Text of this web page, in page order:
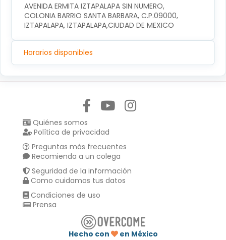
AVENIDA ERMITA IZTAPALAPA SIN NUMERO,
COLONIA BARRIO SANTA BARBARA, C.P.09000,
IZTAPALAPA, IZTAPALAPA,CIUDAD DE MEXICO
Horarios disponibles
Quiénes somos
Política de privacidad
Preguntas más frecuentes
Recomienda a un colega
Seguridad de la información
Como cuidamos tus datos
Condiciones de uso
Prensa
Hecho con en México